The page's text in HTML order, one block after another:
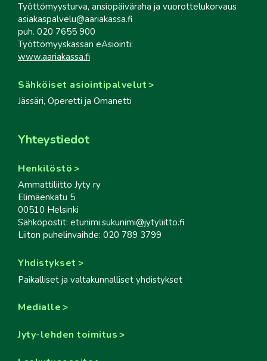
Työttömyysturva, ansiopäiväraha ja vuorottelukorvaus
asiakaspalvelu@aariakassa.fi
puh. 020 7655 900
Työttömyyskassan eAsiointi:
www.aariakassa.fi
Sähköiset asiointipalvelut
Jässäri, Operetti ja Omanetti
Yhteystiedot
Henkilöstö
Ammattiliitto Jyty ry
Elimäenkatu 5
00510 Helsinki
Sähköpostit: etunimi.sukunimi@jytyliitto.fi
Liiton puhelinvaihde: 020 789 3799
Yhdistykset
Paikalliset ja valtakunnalliset yhdistykset
Medialle
Jyty-lehden toimitus